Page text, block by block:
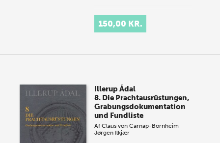
150,00 KR.
Illerup Ådal
8. Die Prachtausrüstungen,
Grabungsdokumentation
und Fundliste
AfClaus von Carnap-Bornheim
Jørgen Ilkjær